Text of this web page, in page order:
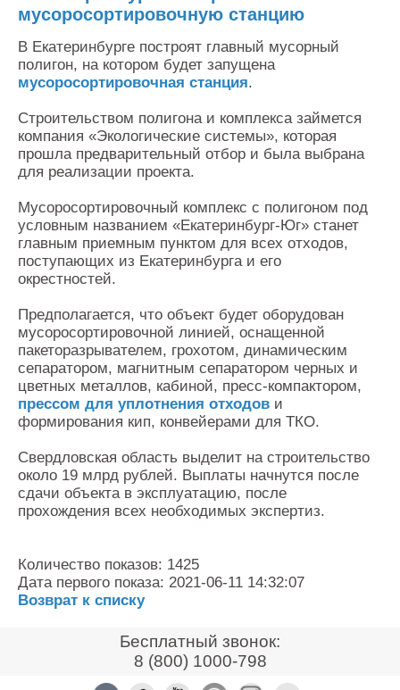
мусоросортировочную станцию
В Екатеринбурге построят главный мусорный
полигон, на котором будет запущена
мусоросортировочная станция.
Строительством полигона и комплекса займется
компания «Экологические системы», которая
прошла предварительный отбор и была выбрана
для реализации проекта.
Мусоросортировочный комплекс с полигоном под
условным названием «Екатеринбург-Юг» станет
главным приемным пунктом для всех отходов,
поступающих из Екатеринбурга и его
окрестностей.
Предполагается, что объект будет оборудован
мусоросортировочной линией, оснащенной
пакеторазрывателем, грохотом, динамическим
сепаратором, магнитным сепаратором черных и
цветных металлов, кабиной, пресс-компактором,
прессом для уплотнения отходов и
формирования кип, конвейерами для ТКО.
Свердловская область выделит на строительство
около 19 млрд рублей. Выплаты начнутся после
сдачи объекта в эксплуатацию, после
прохождения всех необходимых экспертиз.
Количество показов: 1425
Дата первого показа: 2021-06-11 14:32:07
Возврат к списку
Бесплатный звонок:
8 (800) 1000-798